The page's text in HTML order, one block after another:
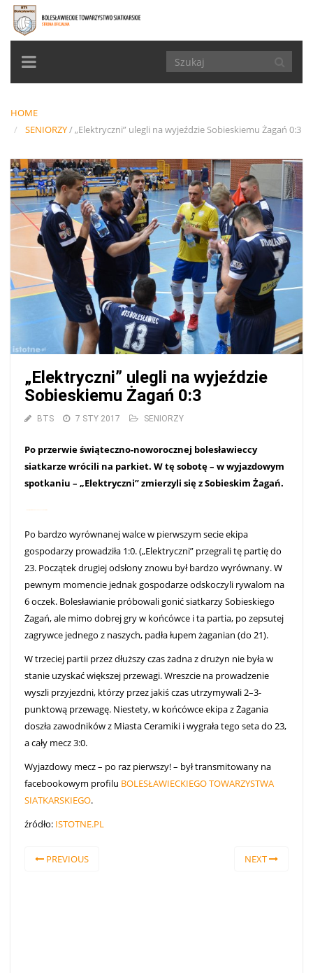
TOGGLE
NAVIGATION
HOME
SENIORZY/„Elektryczni” ulegli na wyjeździe Sobieskiemu Żagań 0:3
„Elektryczni” ulegli na wyjeździe
Sobieskiemu Żagań 0:3
BTS 7 STY 2017 SENIORZY
Po przerwie świąteczno-noworocznej bolesławieccy
siatkarze wrócili na parkiet. W tę sobotę – w wyjazdowym
spotkaniu – „Elektryczni” zmierzyli się z Sobieskim Żagań.
Po bardzo wyrównanej walce w pierwszym secie ekipa
gospodarzy prowadziła 1:0. („Elektryczni” przegrali tę partię do
23. Początek drugiej odsłony znowu był bardzo wyrównany. W
pewnym momencie jednak gospodarze odskoczyli rywalom na
6 oczek. Bolesławianie próbowali gonić siatkarzy Sobieskiego
Żagań, ale mimo dobrej gry w końcówce i ta partia, po zepsutej
zagrywce jednego z naszych, padła łupem żaganian (do 21).
W trzeciej partii przez dłuższy czas żadna z drużyn nie była w
stanie uzyskać większej przewagi. Wreszcie na prowadzenie
wyszli przyjezdni, którzy przez jakiś czas utrzymywali 2–3-
punktową przewagę. Niestety, w końcówce ekipa z Żagania
doszła zawodników z Miasta Ceramiki i wygrała tego seta do 23,
a cały mecz 3:0.
Wyjazdowy mecz – po raz pierwszy! – był transmitowany na
facebookowym profilu BOLESŁAWIECKIEGO TOWARZYSTWA
SIATKARSKIEGO.
źródło: ISTOTNE.PL
PREVIOUS NEXT